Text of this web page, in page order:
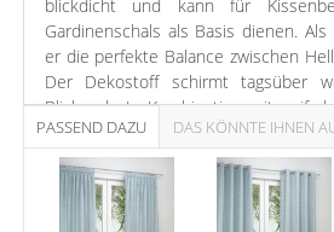
blickdicht und kann für
Gardinenschals als Basis dienen.
er die perfekte Balance zwischen
Der Dekostoff schirmt tagsüber
Blicke ab. In Kombination mit
und Accessoires lässt er eine
Atmosphäre entstehen.
Ein Reliefmuster in frischem
PASSEND DAZU DAS KÖNNTE IHNEN